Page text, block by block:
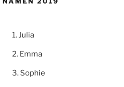
Julia
Emma
Sophie